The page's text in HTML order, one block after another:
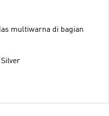
multiwarna di bagian